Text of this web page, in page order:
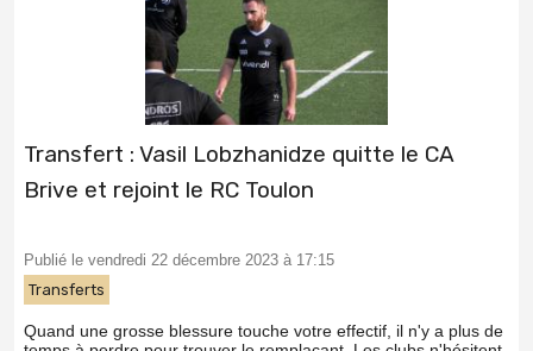
Transfert : Vasil Lobzhanidze quitte le CA
Brive et rejoint le RC Toulon
Publié le vendredi 22 décembre 2023 à 17:15
Transferts
Quand une grosse blessure touche votre effectif, il n'y a plus de